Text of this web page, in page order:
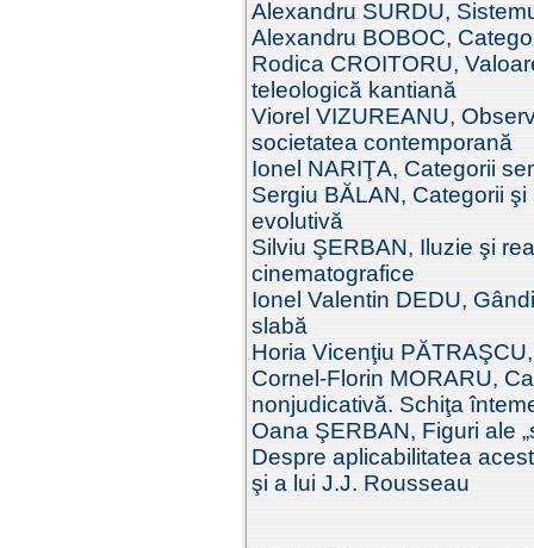
Alexandru SURDU,
Alexandru BOBOC,
Rodica CROITORU,
teleologică kantiană
Viorel VIZUREANU,
societatea contemporană
Ionel NARIŢA, Categorii
Sergiu BĂLAN, Categorii
evolutivă
Silviu ŞERBAN, Iluzie şi
cinematografice
Ionel Valentin DEDU,
slabă
Horia Vicenţiu
Cornel-Florin MORARU,
nonjudicativă. Schiţa
Oana ŞERBAN, Figuri ale
Despre aplicabilitatea
şi a lui J.J. Rousseau